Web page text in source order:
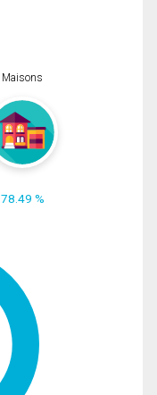
Maisons
78.49 %